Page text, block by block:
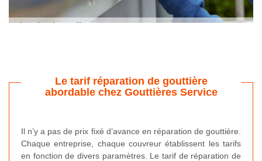
Le tarif réparation de gouttière
abordable chez Gouttières Service
Il n’y a pas de prix fixé d’avance en réparation de gouttière.
Chaque entreprise, chaque couvreur établissent les tarifs
en fonction de divers paramètres. Le tarif de réparation de